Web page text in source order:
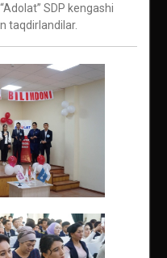
SDP kengashi
taqdirlandilar.